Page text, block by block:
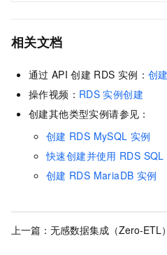
相关文档
通过 API 创建 RDS 实例： 创
操作视频： RDS 实例创建
创建其他类型实例请参见：
创建 RDS MySQL 实例
快速创建并使用 RDS
创建 RDS MariaDB 实例
上一篇： 无感数据集成（Zero-ETL）